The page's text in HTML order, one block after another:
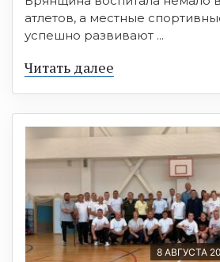
атлетов, а местные
успешно развивают ...
Читать далее
8 АВГУСТА